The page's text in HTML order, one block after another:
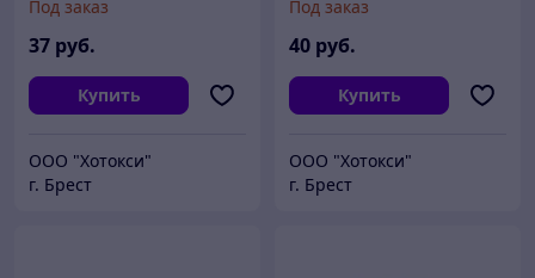
Cuisine
Под заказ
37 руб.
Купить
ООО "Хотокси"
г. Брест
Cuisine
Под заказ
40 руб.
Купить
ООО "Хотокси"
г. Брест